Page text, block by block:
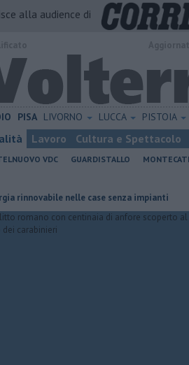
alla audience di
PISA LIVORNO LUCCA PISTOIA
Lavoro Cultura e Spettacolo
VDC GUARDISTALLO
nelle case senza impianti Pacini,